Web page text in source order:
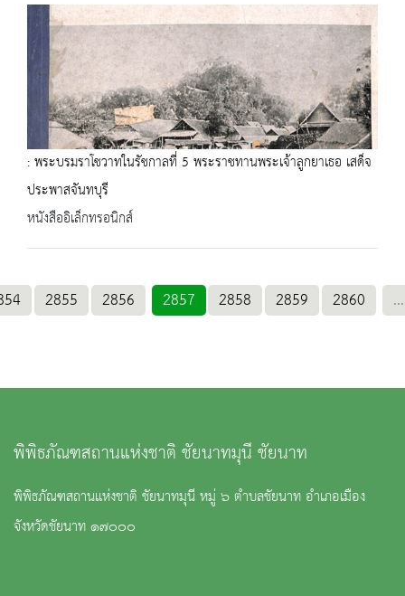
: พระบรมราโชวาทในรัชกาลที่ 5 พระราชทานพระเจ้าลูกยาเธอ เสด็จ
ประพาสจันทบุรี
หนังสืออิเล็กทรอนิกส์
2855 2856 2857 2858 2859 2860 ...
พิพิธภัณฑสถานแห่งชาติ ชัยนาทมุนี ชัยนาท
พิพิธภัณฑสถานแห่งชาติ ชัยนาทมุนี หมู่ ๖ ตำบลชัยนาท อำเภอเมือง
จังหวัดชัยนาท ๑๗๐๐๐